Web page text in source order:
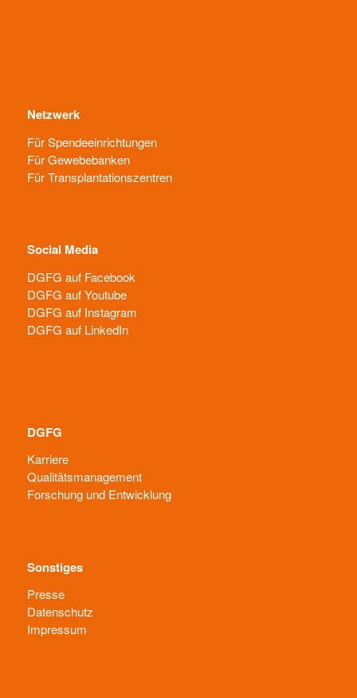
Netzwerk
Für Spendeeinrichtungen
Für Gewebebanken
Für Transplantationszentren
Social Media
DGFG auf Facebook
DGFG auf Youtube
DGFG auf Instagram
DGFG auf LinkedIn
DGFG
Karriere
Qualitätsmanagement
Forschung und Entwicklung
Sonstiges
Presse
Datenschutz
Impressum